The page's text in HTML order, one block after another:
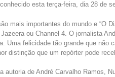
esta terça-feira, dia 28 de
mais importantes do mundo e “O
ou Channel 4. O jornalista
Uma felicidade tão grande que não
distinção que um repórter pode
autoria de André Carvalho Ramos,